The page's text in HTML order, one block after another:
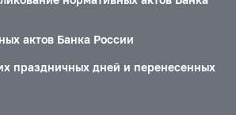
актов Банка России
праздничных дней и перенесенных